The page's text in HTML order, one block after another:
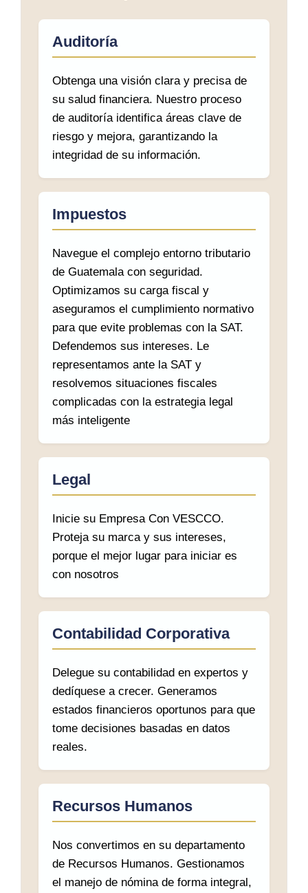
Auditoría
Obtenga una visión clara y precisa de
su salud financiera. Nuestro proceso
de auditoría identifica áreas clave de
riesgo y mejora, garantizando la
integridad de su información.
Impuestos
Navegue el complejo entorno tributario
de Guatemala con seguridad.
Optimizamos su carga fiscal y
aseguramos el cumplimiento normativo
para que evite problemas con la SAT.
Defendemos sus intereses. Le
representamos ante la SAT y
resolvemos situaciones fiscales
complicadas con la estrategia legal
más inteligente
Legal
Inicie su Empresa Con VESCCO.
Proteja su marca y sus intereses,
porque el mejor lugar para iniciar es
con nosotros
Contabilidad Corporativa
Delegue su contabilidad en expertos y
dedíquese a crecer. Generamos
estados financieros oportunos para que
tome decisiones basadas en datos
reales.
Recursos Humanos
Nos convertimos en su departamento
de Recursos Humanos. Gestionamos
el manejo de nómina de forma integral,